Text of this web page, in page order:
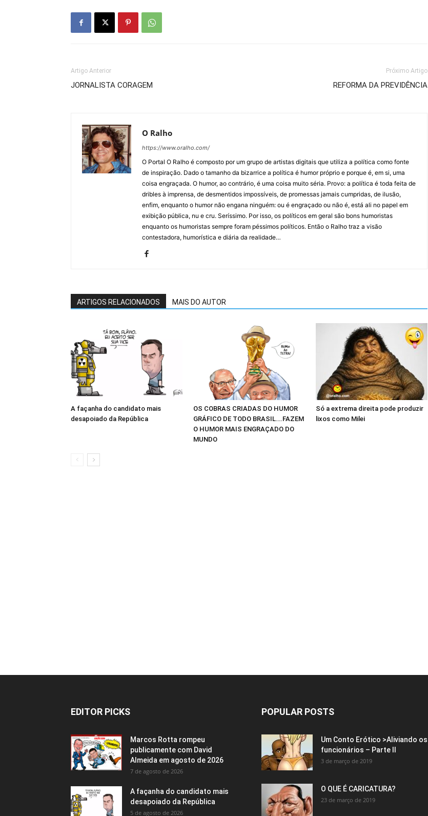
Artigo Anterior
JORNALISTA CORAGEM
Próximo Artigo
REFORMA DA PREVIDÊNCIA
O Ralho
https://www.oralho.com/
O Portal O Ralho é composto por um grupo de artistas digitais que utiliza a política como fonte
de inspiração. Dado o tamanho da bizarrice a política é humor próprio e porque é, em si, uma
coisa engraçada. O humor, ao contrário, é uma coisa muito séria. Provo: a política é toda feita de
dribles à imprensa, de desmentidos impossíveis, de promessas jamais cumpridas, de ilusão,
enfim, enquanto o humor não engana ninguém: ou é engraçado ou não é, está ali no papel em
exibição pública, nu e cru. Seríssimo. Por isso, os políticos em geral são bons humoristas
enquanto os humoristas sempre foram péssimos políticos. Então o Ralho traz a visão
contestadora, humorística e diária da realidade…
ARTIGOS RELACIONADOS MAIS DO AUTOR
A façanha do candidato mais
desapoiado da República
OS COBRAS CRIADAS DO HUMOR
GRÁFICO DE TODO BRASIL….FAZEM
O HUMOR MAIS ENGRAÇADO DO
MUNDO
Só a extrema direita pode produzir
lixos como Milei
EDITOR PICKS
Marcos Rotta rompeu
publicamente com David
Almeida em agosto de 2026
7 de agosto de 2026
A façanha do candidato mais
desapoiado da República
5 de agosto de 2026
POPULAR POSTS
Um Conto Erótico >Aliviando os
funcionários – Parte II
3 de março de 2019
O QUE É CARICATURA?
23 de março de 2019